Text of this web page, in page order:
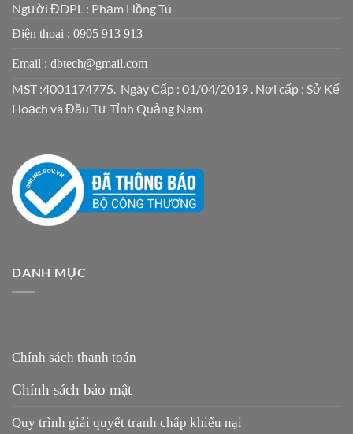
Người ĐDPL : Phạm Hồng Tú
Điện thoại : 0905 913 913
Email : dbtech@gmail.com
MST :4001174775. Ngày Cấp : 01/04/2019 . Nơi cấp : Sở Kế
Hoạch và Đầu Tư Tỉnh Quảng Nam
DANH MỤC
Chính sách thanh toán
Chính sách bảo mật
Quy trình giải quyết tranh chấp khiếu nại